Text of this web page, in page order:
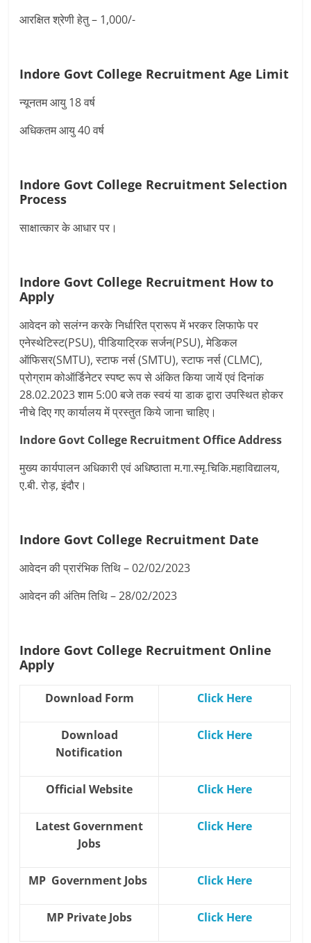
आरक्षित श्रेणी हेतु – 1,000/-
Indore Govt College Recruitment Age Limit
न्यूनतम आयु 18 वर्ष
अधिकतम आयु 40 वर्ष
Indore Govt College Recruitment Selection
Process
साक्षात्कार के आधार पर।
Indore Govt College Recruitment How to
Apply
आवेदन को सलंग्न करके निर्धारित प्रारूप में भरकर लिफाफे पर
एनेस्थेटिस्ट(PSU), पीडियाट्रिक सर्जन(PSU), मेडिकल
ऑफिसर(SMTU), स्टाफ नर्स (SMTU), स्टाफ नर्स (CLMC),
प्रोग्राम कोऑर्डिनेटर स्पष्ट रूप से अंकित किया जायें एवं दिनांक
28.02.2023 शाम 5:00 बजे तक स्वयं या डाक द्वारा उपस्थित होकर
नीचे दिए गए कार्यालय में प्रस्‍तुत किये जाना चाहिए।
Indore Govt College Recruitment Office Address
मुख्य कार्यपालन अधिकारी एवं अधिष्ठाता म.गा.स्मृ.चिकि.महाविद्यालय,
ए.बी. रोड़, इंदौर।
Indore Govt College Recruitment Date
आवेदन की प्रारंभिक तिथि – 02/02/2023
आवेदन की अंतिम तिथि – 28/02/2023
Indore Govt College Recruitment Online
Apply
Download Form Click Here
Download
Notification
Click Here
Official Website Click Here
Latest Government
Jobs
Click Here
MP Government Jobs Click Here
MP Private Jobs Click Here